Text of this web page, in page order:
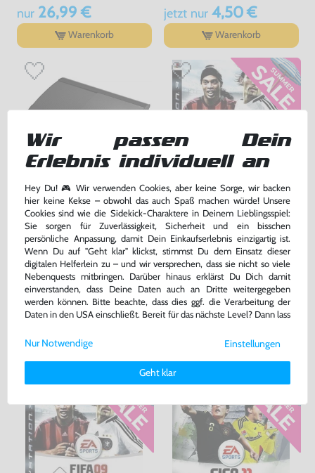
nur26,99 €
Warenkorb
jetzt nur4,50 €
Warenkorb
Konsole Super Slim 500GB
#schwarz + Original Controller
gebraucht
nur169,99 €
Warenkorb
FIFA 09
DE Version, mit OVP, gebraucht
bisher 1,99 €
jetzt nur1,59 €
Warenkorb
Wir passen Dein
Erlebnis individuell an
Hey Du! 🎮 Wir verwenden Cookies, aber keine Sorge, wir backen
hier keine Kekse – obwohl das auch Spaß machen würde! Unsere
Cookies sind wie die Sidekick-Charaktere in Deinem Lieblingsspiel:
Sie sorgen für Zuverlässigkeit, Sicherheit und ein bisschen
persönliche Anpassung, damit Dein Einkaufserlebnis einzigartig ist.
Wenn Du auf "Geht klar" klickst, stimmst Du dem Einsatz dieser
digitalen Helferlein zu – und wir versprechen, dass sie nicht so viele
Nebenquests mitbringen. Darüber hinaus erklärst Du Dich damit
einverstanden, dass Deine Daten auch an Dritte weitergegeben
werden können. Bitte beachte, dass dies ggf. die Verarbeitung der
Daten in den USA einschließt. Bereit für das nächste Level? Dann lass
Weitere Informationen zu den von uns verwendeten Cookies und
Deinen Rechten als Nutzer findest Du in unsererDaten­schutz­
Impressum.
Einstellungen
Geht klar
Nur Notwendige